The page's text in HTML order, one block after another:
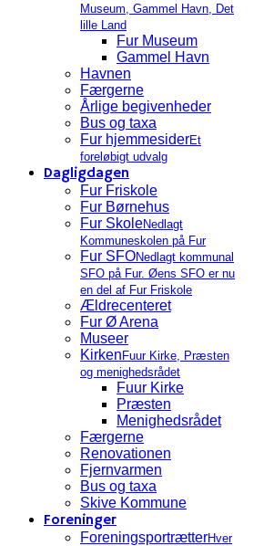
Museum, Gammel Havn, Det
lille Land
Fur Museum
Gammel Havn
Havnen
Færgerne
Årlige begivenheder
Bus og taxa
Fur hjemmesiderEt
foreløbigt udvalg
Dagligdagen
Fur Friskole
Fur Børnehus
Fur SkoleNedlagt
Kommuneskolen på Fur
Fur SFONedlagt kommunal
SFO på Fur. Øens SFO er nu
en del af Fur Friskole
Ældrecenteret
Fur Ø Arena
Museer
Kirken Fuur Kirke, Præsten
og menighedsrådet
Fuur Kirke
Præsten
Menighedsrådet
Færgerne
Renovationen
Fjernvarmen
Bus og taxa
Skive Kommune
Foreninger
ForeningsportrætterHver